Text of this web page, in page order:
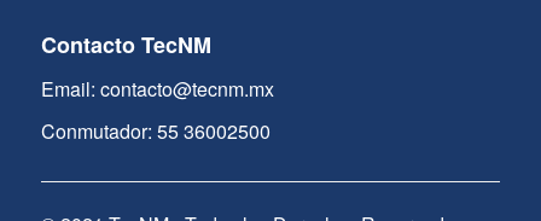
Contacto TecNM
Email: contacto@tecnm.mx
Conmutador: 55 36002500